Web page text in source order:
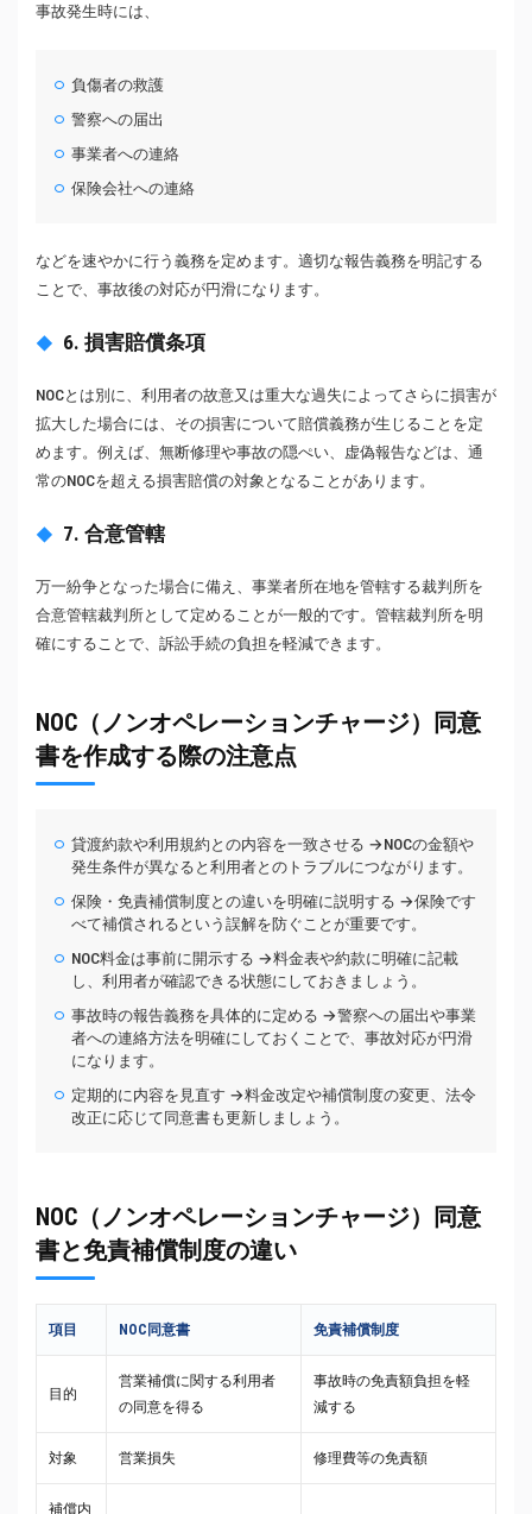
事故発生時には、
負傷者の救護
警察への届出
事業者への連絡
保険会社への連絡
などを速やかに行う義務を定めます。適切な報告義務を明記する
ことで、事故後の対応が円滑になります。
6. 損害賠償条項
NOCとは別に、利用者の故意又は重大な過失によってさらに損害が
拡大した場合には、その損害について賠償義務が生じることを定
めます。例えば、無断修理や事故の隠ぺい、虚偽報告などは、通
常のNOCを超える損害賠償の対象となることがあります。
7. 合意管轄
万一紛争となった場合に備え、事業者所在地を管轄する裁判所を
合意管轄裁判所として定めることが一般的です。管轄裁判所を明
確にすることで、訴訟手続の負担を軽減できます。
NOC（ノンオペレーションチャージ）同意
書を作成する際の注意点
貸渡約款や利用規約との内容を一致させる →NOCの金額や
発生条件が異なると利用者とのトラブルにつながります。
保険・免責補償制度との違いを明確に説明する →保険です
べて補償されるという誤解を防ぐことが重要です。
NOC料金は事前に開示する →料金表や約款に明確に記載
し、利用者が確認できる状態にしておきましょう。
事故時の報告義務を具体的に定める →警察への届出や事業
者への連絡方法を明確にしておくことで、事故対応が円滑
になります。
定期的に内容を見直す →料金改定や補償制度の変更、法令
改正に応じて同意書も更新しましょう。
NOC（ノンオペレーションチャージ）同意
書と免責補償制度の違い
項目 NOC同意書 免責補償制度
目的
営業補償に関する利用者
の同意を得る
事故時の免責額負担を軽
減する
対象 営業損失 修理費等の免責額
補償内